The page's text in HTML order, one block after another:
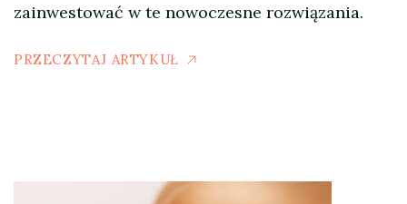
zainwestować w te nowoczesne rozwiązania.
PRZECZYTAJ ARTYKUŁ